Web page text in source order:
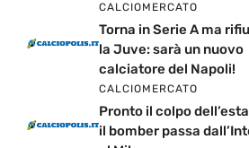
CALCIOMERCATO
Torna in Serie A ma
la Juve: sarà un nuovo
calciatore del Napoli!
CALCIOMERCATO
Pronto il colpo
il bomber passa